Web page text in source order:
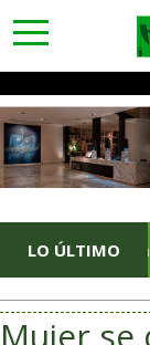
toggle
navigation
LO ÚLTIMO
Soriana Poza
Mujer se